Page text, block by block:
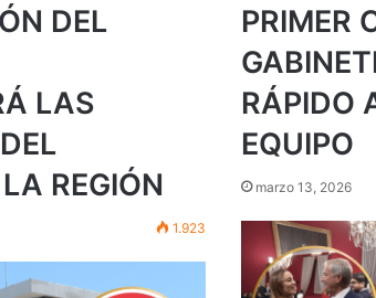
DEL
LAS
REGIÓN
1.923
PRIMER
RÁPIDO
EQUIPO
marzo 13, 2026